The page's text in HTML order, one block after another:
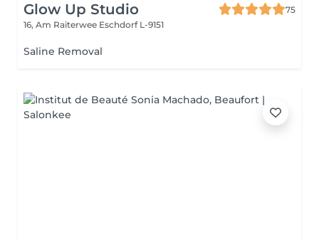
Glow Up Studio
75
16, Am Raiterwee Eschdorf L-9151
Saline Removal